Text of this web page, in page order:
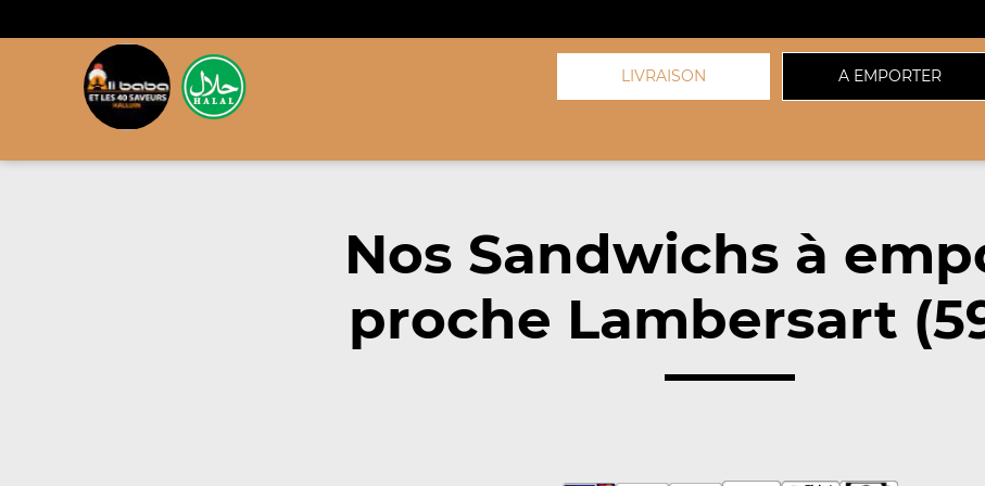
LIVRAISON A EMPORTER
Nos Sandwichs à
proche Lambersart